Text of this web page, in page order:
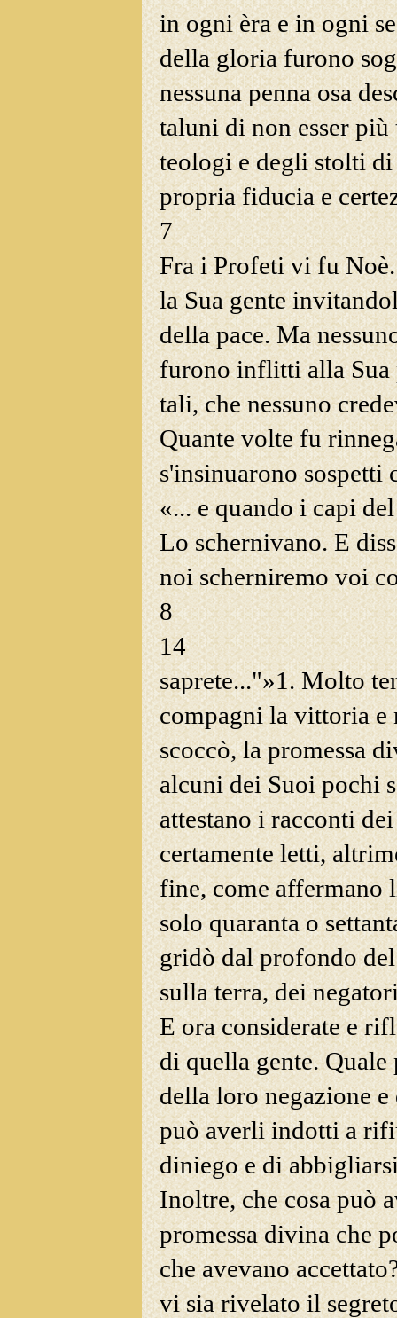
in ogni èra e in ogni
della gloria furono
nessuna penna osa
taluni di non esser
teologi e degli stolti di
propria fiducia e
7
Fra i Profeti vi fu
la Sua gente
della pace. Ma
furono inflitti alla Sua
tali, che nessuno
Quante volte fu
s'insinuarono
«... e quando i capi
Lo schernivano. E
noi scherniremo voi
8
14
saprete..."»1. Molto
compagni la vittoria e
scoccò, la promessa
alcuni dei Suoi pochi
attestano i racconti
certamente letti,
fine, come
solo quaranta o
gridò dal profondo
sulla terra, dei
E ora considerate e
di quella gente. Quale
della loro negazione
può averli indotti a
diniego e di
Inoltre, che cosa può
promessa divina che
che avevano
vi sia rivelato il